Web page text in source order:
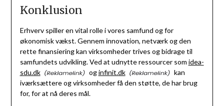
Konklusion
Erhverv spiller en vital rolle i vores samfund og for
økonomisk vækst. Gennem innovation, netværk og den
rette finansiering kan virksomheder trives og bidrage til
samfundets udvikling. Ved at udnytte ressourcer som idea-
sdu.dk
oginfinit.dk
kan
iværksættere og virksomheder få den støtte, de har brug
for, for at nå deres mål.